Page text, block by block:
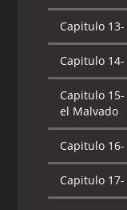
Capitulo 13-
Capitulo 14-
Capitulo 15-
el Malvado
Capitulo 16-
Capitulo 17-